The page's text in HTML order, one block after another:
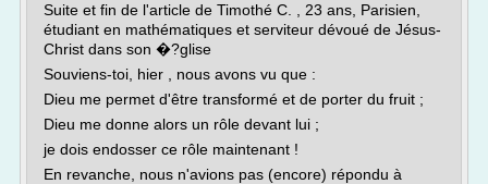
Suite et fin de l'article de Timothé C. , 23 ans, Parisien,
étudiant en mathématiques et serviteur dévoué de Jésus-
Christ dans son �?glise
Souviens-toi, hier , nous avons vu que :
Dieu me permet d'être transformé et de porter du fruit ;
Dieu me donne alors un rôle devant lui ;
je dois endosser ce rôle maintenant !
En revanche, nous n'avions pas (encore) répondu à